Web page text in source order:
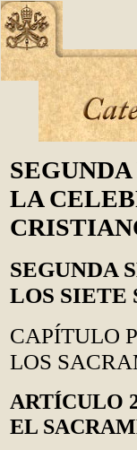
LA
SEGUNDA
LOS SIETE
CAPÍTULO
LOS
ARTÍCULO
EL